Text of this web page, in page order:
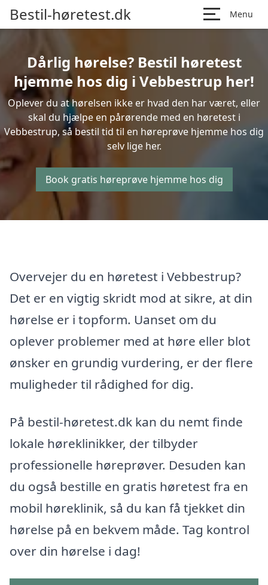
Bestil-høretest.dk Menu
Dårlig hørelse? Bestil høretest
hjemme hos dig i Vebbestrup her!
Oplever du at hørelsen ikke er hvad den har været, eller
skal du hjælpe en pårørende med en høretest i
Vebbestrup, så bestil tid til en høreprøve hjemme hos dig
selv lige her.
Book gratis høreprøve hjemme hos dig
Overvejer du en høretest i Vebbestrup?
Det er en vigtig skridt mod at sikre, at din
hørelse er i topform. Uanset om du
oplever problemer med at høre eller blot
ønsker en grundig vurdering, er der flere
muligheder til rådighed for dig.
På bestil-høretest.dk kan du nemt finde
lokale høreklinikker, der tilbyder
professionelle høreprøver. Desuden kan
du også bestille en gratis høretest fra en
mobil høreklinik, så du kan få tjekket din
hørelse på en bekvem måde. Tag kontrol
over din hørelse i dag!